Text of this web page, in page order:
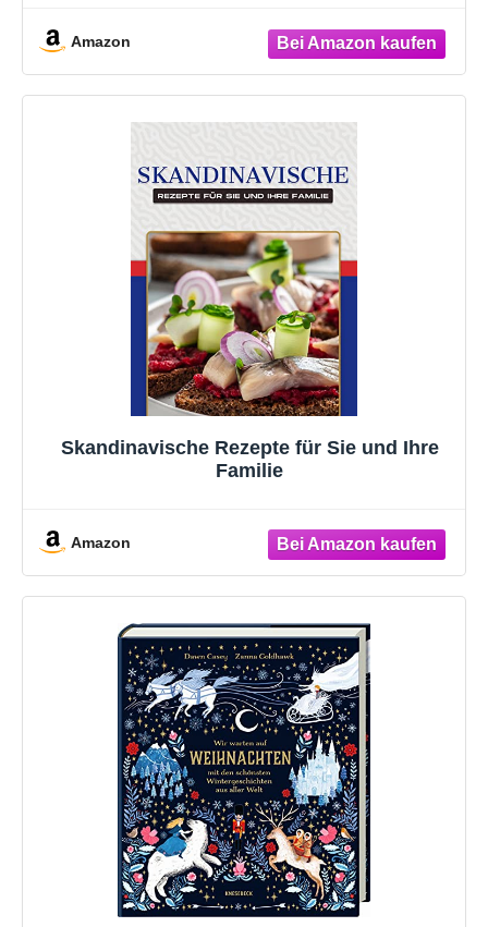
Amazon
Skandinavische Rezepte für Sie und Ihre
Familie
Amazon